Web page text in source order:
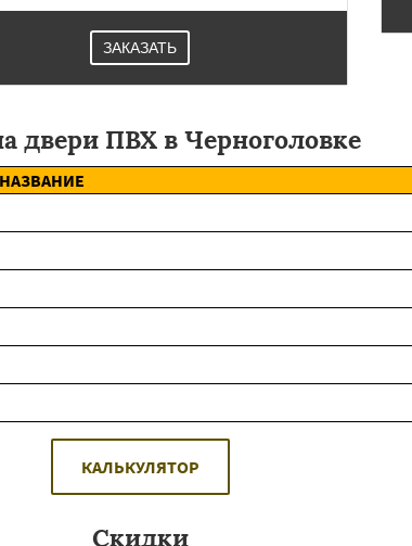
ЗАКАЗАТЬ
двери ПВХ в Черноголовке
НАЗВАНИЕ
КАЛЬКУЛЯТОР
Скидки